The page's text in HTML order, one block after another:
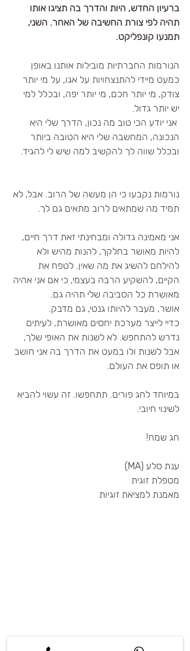
ברעיון החדש, היות והדרך בה תציגו אותו
תהיה לפי צורת החשיבה של האחר. השני,
תמנעו קונפליקט.
הנורמות החברתיות מובילות אותנו באופן
כמעט מיידי להתנצחויות על אגו, על מי יותר
צודק, מי יותר חכם, מי יותר יפה, ובכלל למי
יש יותר גדול.
אני יודע הכי טוב מה נכון, הדרך שלי היא
הנכונה, המחשבה שלי היא הטובה ביותר
ובכלל שווה לך להקשיב למה שיש לי להגיד.
נורמות נקבעו כי הן מעשה של הרוב. אבל, לא
תמיד מה שמתאים לרוב מתאים גם לך.
אני מאמינה גדולה ומבחינתי זאת דרך חיים,
להיות מאושר בחלקך, להנות מהיש ולא
להילחם להשיג את מה שאין. לטפח את
הקיים, להשקיע הרבה בעצמי, כי אם אני אהיה
מאושרת כל הסביבה שלי תהיה גם.
אושר, מעבר להיותו גנטי, גם מדבק.
כדיי לייצר מערכת יחסים מאושרת, לעיתים
נדרש להתחפש. לא לשנות את האופי שלך,
אבל לשנות ולו במעט את הדרך בה אני חושב
או תופס את העולם.
במיוחד לחג פורים. תתחפשו. זה עשוי להביא
לשינוי חיובי.
חג שמח!
ענת סלע (MA)
מטפלת זוגית
מאמנת למציאת זוגיות